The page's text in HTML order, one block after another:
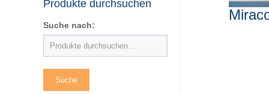
Produkte durchsuchen
Suche nach: